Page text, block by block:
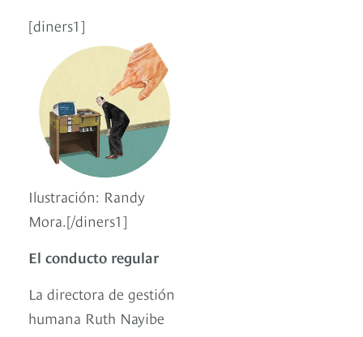
[diners1]
Ilustración: Randy
Mora.[/diners1]
El conducto regular
La directora de gestión
humana Ruth Nayibe